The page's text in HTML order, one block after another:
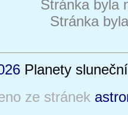
Stránka byla
Stránka
Planety
ze stránek